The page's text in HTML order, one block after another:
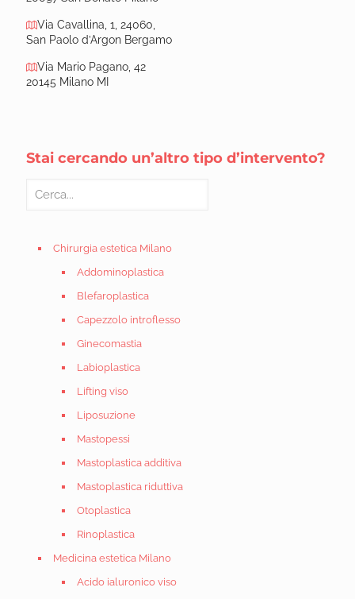
Via Cavallina, 1, 24060,
San Paolo d’Argon Bergamo
Via Mario Pagano, 42
20145 Milano MI
Stai cercando un’altro tipo d’intervento?
Chirurgia estetica Milano
Addominoplastica
Blefaroplastica
Capezzolo introflesso
Ginecomastia
Labioplastica
Lifting viso
Liposuzione
Mastopessi
Mastoplastica additiva
Mastoplastica riduttiva
Otoplastica
Rinoplastica
Medicina estetica Milano
Acido ialuronico viso